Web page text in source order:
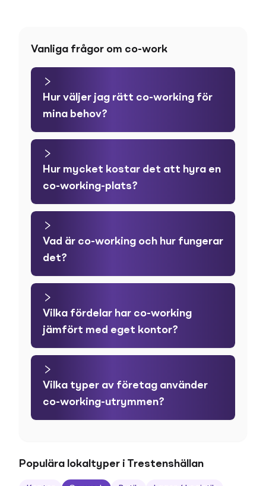
Vanliga frågor om co-work
Hur väljer jag rätt co-working för
mina behov?
Hur mycket kostar det att hyra en
co-working-plats?
Vad är co-working och hur fungerar
det?
Vilka fördelar har co-working
jämfört med eget kontor?
Vilka typer av företag använder
co-working-utrymmen?
Populära lokaltyper i Trestenshällan